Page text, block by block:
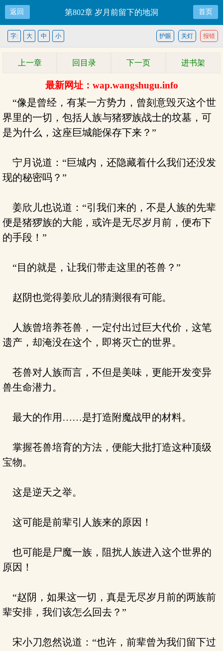
返回 第802章 岁月前留下的地洞 首页
报错
关灯
护眼
字: 大 中 小
上一章 回目录 下一页 进书架
最新网址：wap.wangshugu.info
“像是曾经，有某一方势力，曾刻意毁灭这个世
界里的一切，包括人族与猪猡族战士的坟墓，可
是为什么，这座巨城能保存下来？”
宁月说道：“巨城内，还隐藏着什么我们还没发
现的秘密吗？”
姜欣儿也说道：“引我们来的，不是人族的先辈
便是猪猡族的大能，或许是无尽岁月前，便布下
的手段！”
“目的就是，让我们带走这里的苍兽？”
赵阴也觉得姜欣儿的猜测很有可能。
人族曾培养苍兽，一定付出过巨大代价，这笔
遗产，却淹没在这个，即将灭亡的世界。
苍兽对人族而言，不但是美味，更能开发变异
兽生命潜力。
最大的作用……是打造附魔战甲的材料。
掌握苍兽培育的方法，便能大批打造这种顶级
宝物。
这是逆天之举。
这可能是前辈引人族来的原因！
也可能是尸魔一族，阻扰人族进入这个世界的
原因！
“赵阴，如果这一切，真是无尽岁月前的两族前
辈安排，我们该怎么回去？”
宋小刀忽然说道：“也许，前辈曾为我们留下过